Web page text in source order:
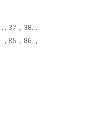
37…, 38…,
85…, 86…,